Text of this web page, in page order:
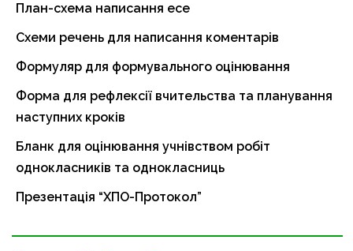
План-схема написання есе
Схеми речень для написання коментарів
Формуляр для формувального оцінювання
Форма для рефлексії вчительства та планування
наступних кроків
Бланк для оцінювання учнівством робіт
однокласників та однокласниць
Презентація “ХПО-Протокол”